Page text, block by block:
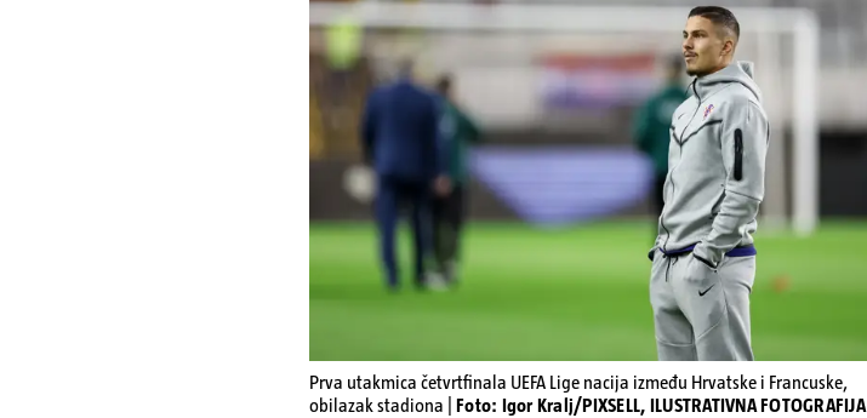
Prva utakmica četvrtfinala UEFA Lige nacija između Hrvatske i Francuske,
obilazak stadiona | Foto: Igor Kralj/PIXSELL, ILUSTRATIVNA FOTOGRAFIJA